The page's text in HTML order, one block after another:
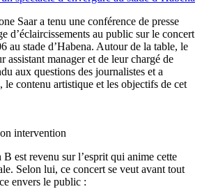
Saar a tenu une conférence de presse
d’éclaircissements au public sur le concert
au stade d’Habena. Autour de la table, le
assistant manager et de leur chargé de
aux questions des journalistes et a
le contenu artistique et les objectifs de cet
intervention
est revenu sur l’esprit qui anime cette
Selon lui, ce concert se veut avant tout
envers le public :